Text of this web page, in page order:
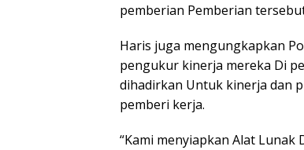
pemberian Pemberian
Haris juga mengungkapkan
pengukur kinerja mereka Di
dihadirkan Untuk kinerja dan
pemberi kerja.
“Kami menyiapkan Alat